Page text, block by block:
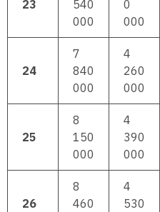
23
540
000
0
000
24
7
840
000
4
260
000
25
8
150
000
4
390
000
26
8
460
4
530